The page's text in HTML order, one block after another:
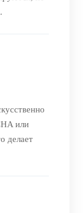
или
делает